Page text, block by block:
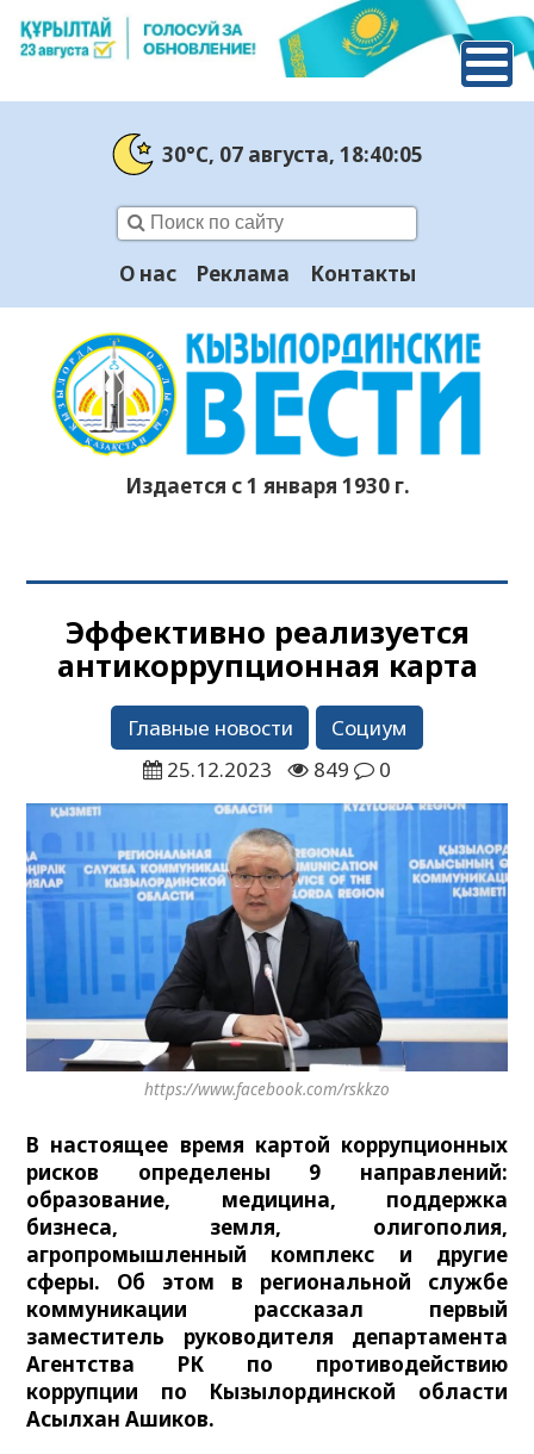
30°C, 07 августа, 18:40:06
О нас Реклама Контакты
Издается с 1 января 1930 г.
Эффективно реализуется
антикоррупционная карта
Главные новости
Социум
25.12.2023
849 0
https://www.facebook.com/rskkzo
В настоящее время картой коррупционных
рисков определены 9 направлений:
образование, медицина, поддержка
бизнеса, земля, олигополия,
агропромышленный комплекс и другие
сферы. Об этом в региональной службе
коммуникации рассказал первый
заместитель руководителя департамента
Агентства РК по противодействию
коррупции по Кызылординской области
Асылхан Ашиков.